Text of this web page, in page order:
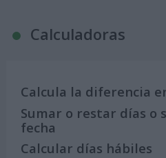
Calculadoras
Calcula la diferencia
Sumar o restar días o
fecha
Calcular días hábiles